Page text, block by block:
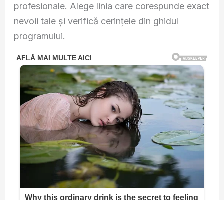
profesionale. Alege linia care corespunde exact
nevoii tale și verifică cerințele din ghidul
programului.